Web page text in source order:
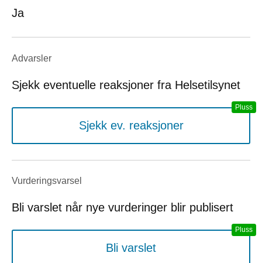
Ja
Advarsler
Sjekk eventuelle reaksjoner fra Helsetilsynet
Sjekk ev. reaksjoner
Vurderings­varsel
Bli varslet når nye vurderinger blir publisert
Bli varslet